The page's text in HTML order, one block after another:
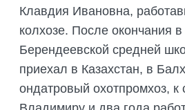
Клавдия Ивановна,
колхозе. После окончания в
Берендеевской средней
приехал в Казахстан, в
ондатровый охотпромхоз, к